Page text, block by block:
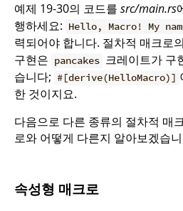
예제 19-30의 코드를 src/main.rs
행하세요: Hello, Macro! My
력되어야 합니다. 절차적 매크로의
구현은 pancakes 크레이트가 구
습니다; #[derive(HelloMacro)]
한 것이지요.
다음으로 다른 종류의 절차적 매
로와 어떻게 다른지 알아보겠습
속성형 매크로